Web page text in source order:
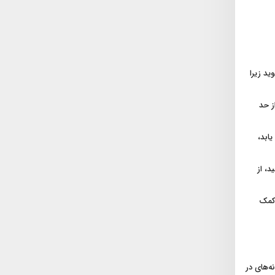
زیرا
حد
ثانیه بازدم انجام دهید، از
کمک
در